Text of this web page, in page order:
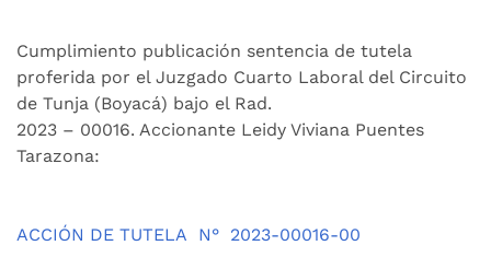
Cumplimiento publicación sentencia de tutela
proferida por el Juzgado Cuarto Laboral del Circuito
de Tunja (Boyacá) bajo el Rad.
2023 – 00016. Accionante Leidy Viviana Puentes
Tarazona:
ACCIÓN DE TUTELA N° 2023-00016-00